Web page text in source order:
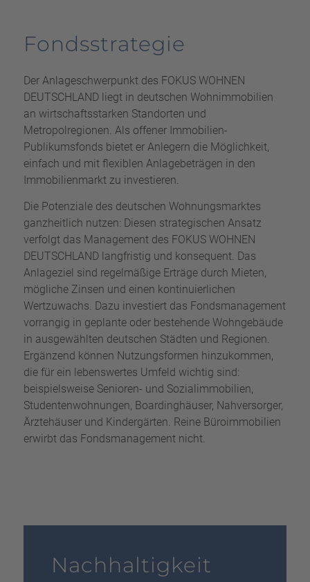
Fondsstrategie
Der Anlageschwerpunkt des FOKUS WOHNEN
DEUTSCHLAND liegt in deutschen Wohnimmobilien
an wirtschaftsstarken Standorten und
Metropolregionen. Als offener Immobilien-
Publikumsfonds bietet er Anlegern die Möglichkeit,
einfach und mit flexiblen Anlagebeträgen in den
Immobilienmarkt zu investieren.
Die Potenziale des deutschen Wohnungsmarktes
ganzheitlich nutzen: Diesen strategischen Ansatz
verfolgt das Management des FOKUS WOHNEN
DEUTSCHLAND langfristig und konsequent. Das
Anlageziel sind regelmäßige Erträge durch Mieten,
mögliche Zinsen und einen kontinuierlichen
Wertzuwachs. Dazu investiert das Fondsmanagement
vorrangig in geplante oder bestehende Wohngebäude
in ausgewählten deutschen Städten und Regionen.
Ergänzend können Nutzungsformen hinzukommen,
die für ein lebenswertes Umfeld wichtig sind:
beispielsweise Senioren- und Sozialimmobilien,
Studentenwohnungen, Boardinghäuser, Nahversorger,
Ärztehäuser und Kindergärten. Reine Büroimmobilien
erwirbt das Fondsmanagement nicht.
Nachhaltigkeit